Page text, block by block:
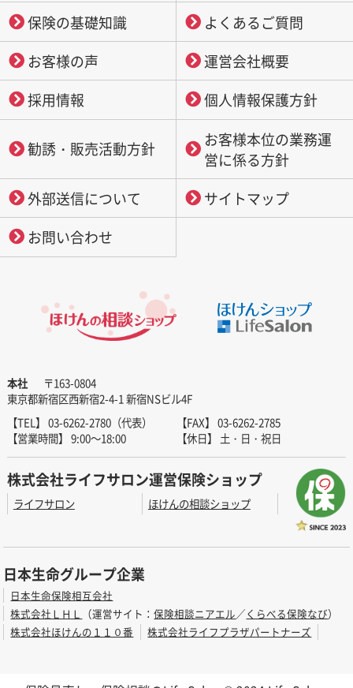
保険の基礎知識
よくあるご質問
お客様の声
運営会社概要
採用情報
個人情報保護方針
勧誘・販売活動方針
お客様本位の業務運
営に係る方針
外部送信について
サイトマップ
お問い合わせ
本社
〒163-0804
東京都新宿区西新宿2-4-1 新宿NSビル4F
【TEL】 03-6262-2780（代表）
【FAX】 03-6262-2785
【営業時間】 9:00～18:00
【休日】 土・日・祝日
株式会社ライフサロン運営保険ショップ
ライフサロン ほけんの相談ショップ
日本生命グループ企業
日本生命保険相互会社
株式会社ＬＨＬ （運営サイト：保険相談ニアエル／くらべる保険なび）
株式会社ほけんの１１０番
株式会社ライフプラザパートナーズ